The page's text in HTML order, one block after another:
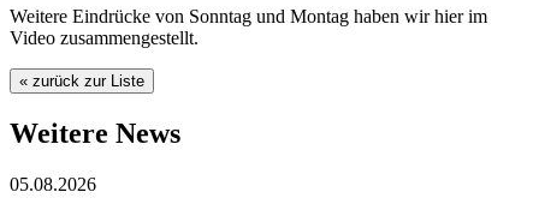
Weitere Eindrücke von Sonntag und Montag haben wir hier im
Video zusammengestellt.
« zurück zur Liste
Weitere News
05.08.2026